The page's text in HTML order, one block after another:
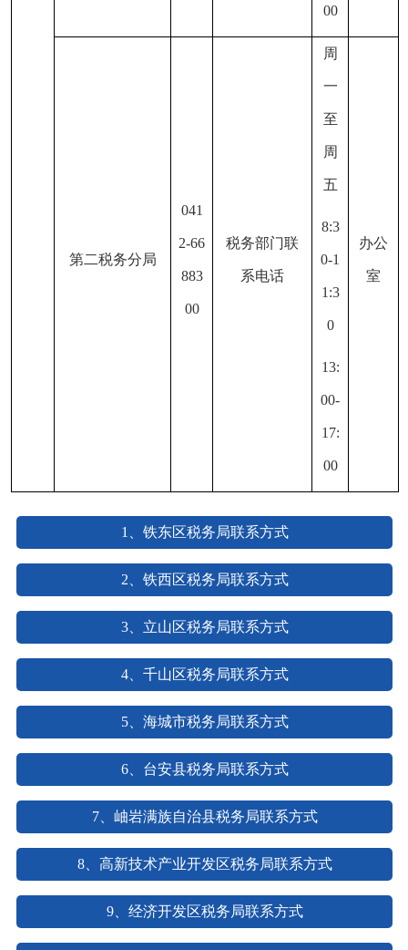
00
第二税务分局
041
2-66
883
00
税务部门联
系电话
周
一
至
周
五
8:3
0-1
1:3
0
13:
00-
17:
00
办公
室
1、铁东区税务局联系方式
2、铁西区税务局联系方式
3、立山区税务局联系方式
4、千山区税务局联系方式
5、海城市税务局联系方式
6、台安县税务局联系方式
7、岫岩满族自治县税务局联系方式
8、高新技术产业开发区税务局联系方式
9、经济开发区税务局联系方式